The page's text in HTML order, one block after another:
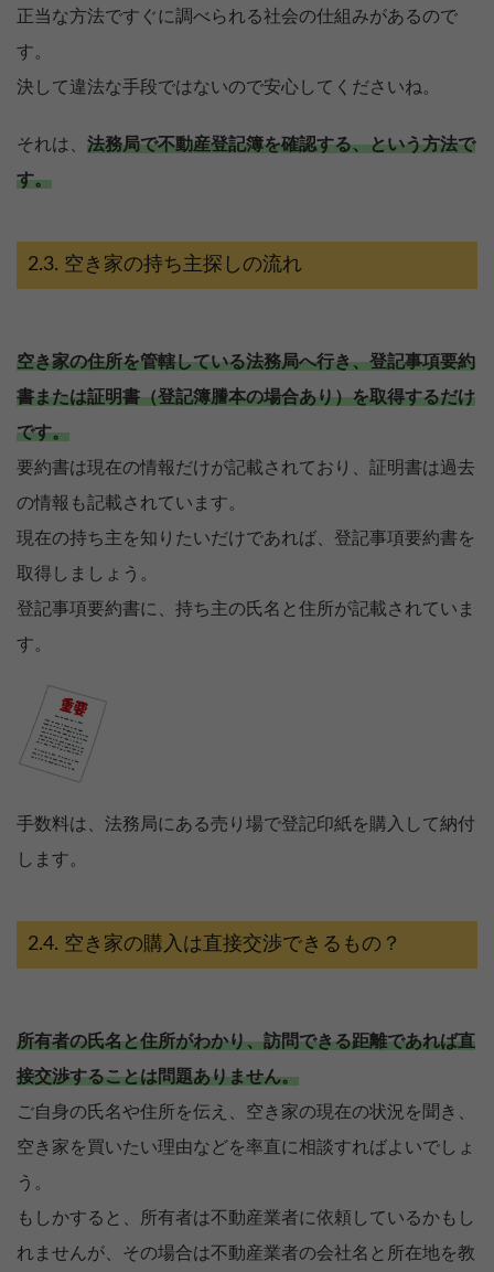
正当な方法ですぐに調べられる社会の仕組みがあるので
す。
決して違法な手段ではないので安心してくださいね。
それは、 法務局で不動産登記簿を確認する、という方法で
す。
空き家の持ち主探しの流れ
空き家の住所を管轄している法務局へ行き、登記事項要約
書または証明書（登記簿謄本の場合あり）を取得するだけ
です。
要約書は現在の情報だけが記載されており、証明書は過去
の情報も記載されています。
現在の持ち主を知りたいだけであれば、登記事項要約書を
取得しましょう。
登記事項要約書に、持ち主の氏名と住所が記載されていま
す。
手数料は、法務局にある売り場で登記印紙を購入して納付
します。
空き家の購入は直接交渉できるもの？
所有者の氏名と住所がわかり、訪問できる距離であれば直
接交渉することは問題ありません。
ご自身の氏名や住所を伝え、空き家の現在の状況を聞き、
空き家を買いたい理由などを率直に相談すればよいでしょ
う。
もしかすると、所有者は不動産業者に依頼しているかもし
れませんが、その場合は不動産業者の会社名と所在地を教